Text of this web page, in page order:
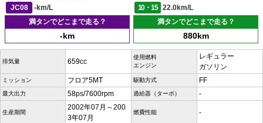
JC08
-km/L 10・15
22.0km/L
満タンでどこまで走る？
-km
満タンでどこまで走る？
880km
排気量 659cc
使用燃料
エンジン
レギュラー
ガソリン
ミッション フロア5MT 駆動方式 FF
最大出力 58ps/7600rpm 過給器（ターボ） -
生産期間
2002年07月～200
3年07月
燃費性能 -